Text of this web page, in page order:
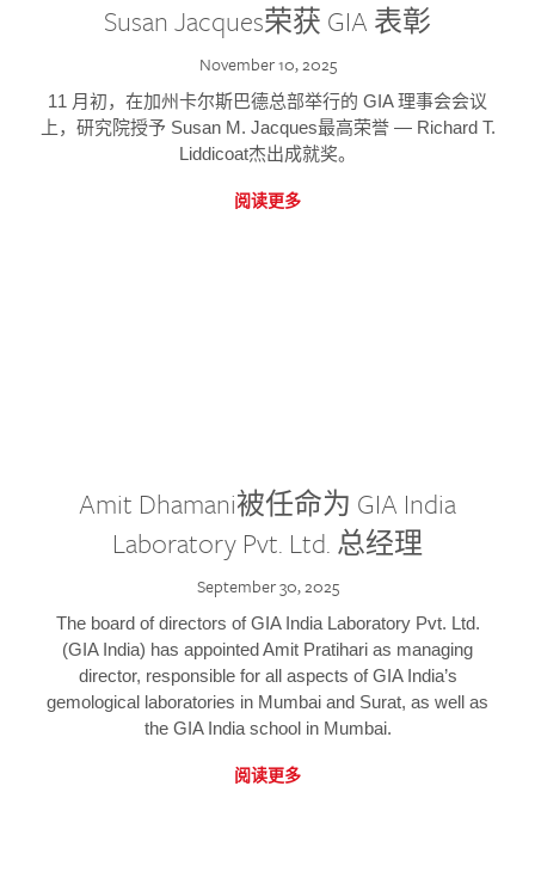
Susan Jacques荣获 GIA 表彰
November 10, 2025
11 月初，在加州卡尔斯巴德总部举行的 GIA 理事会会议
上，研究院授予 Susan M. Jacques最高荣誉 — Richard T.
Liddicoat杰出成就奖。
阅读更多
Amit Dhamani被任命为 GIA India
Laboratory Pvt. Ltd. 总经理
September 30, 2025
The board of directors of GIA India Laboratory Pvt. Ltd.
(GIA India) has appointed Amit Pratihari as managing
director, responsible for all aspects of GIA India’s
gemological laboratories in Mumbai and Surat, as well as
the GIA India school in Mumbai.
阅读更多